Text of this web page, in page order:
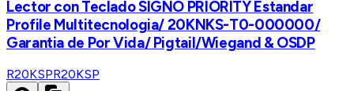
Lector con Teclado SIGNO PRIORITY Estandar
Profile Multitecnologia/ 20KNKS-T0-000000/
Garantia de Por Vida/ Pigtail/Wiegand & OSDP
R20KSPR20KSP